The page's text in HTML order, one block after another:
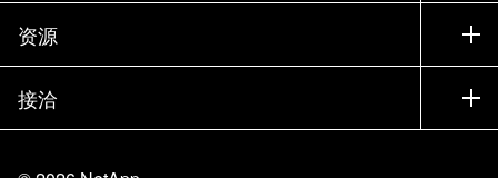
试用产品
贵宾体验中心
产品 A-Z
文档中心
知识库
社区
公司
合作伙伴
招聘
资源
新闻中心
活动
博客
接洽